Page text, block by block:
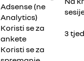
Adsense (ne
Analytics)
Koristi se za
ankete
3
Koristi se za